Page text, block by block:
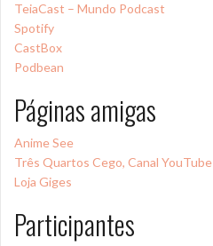
TeiaCast – Mundo Podcast
Spotify
CastBox
Podbean
Páginas amigas
Anime See
Três Quartos Cego, Canal YouTube
Loja Giges
Participantes